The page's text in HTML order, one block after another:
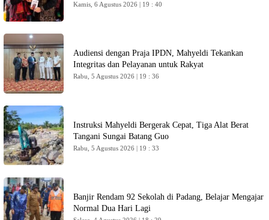
Kamis, 6 Agustus 2026 | 19 : 40
Audiensi dengan Praja IPDN, Mahyeldi Tekankan
Integritas dan Pelayanan untuk Rakyat
Rabu, 5 Agustus 2026 | 19 : 36
Instruksi Mahyeldi Bergerak Cepat, Tiga Alat Berat
Tangani Sungai Batang Guo
Rabu, 5 Agustus 2026 | 19 : 33
Banjir Rendam 92 Sekolah di Padang, Belajar Mengajar
Normal Dua Hari Lagi